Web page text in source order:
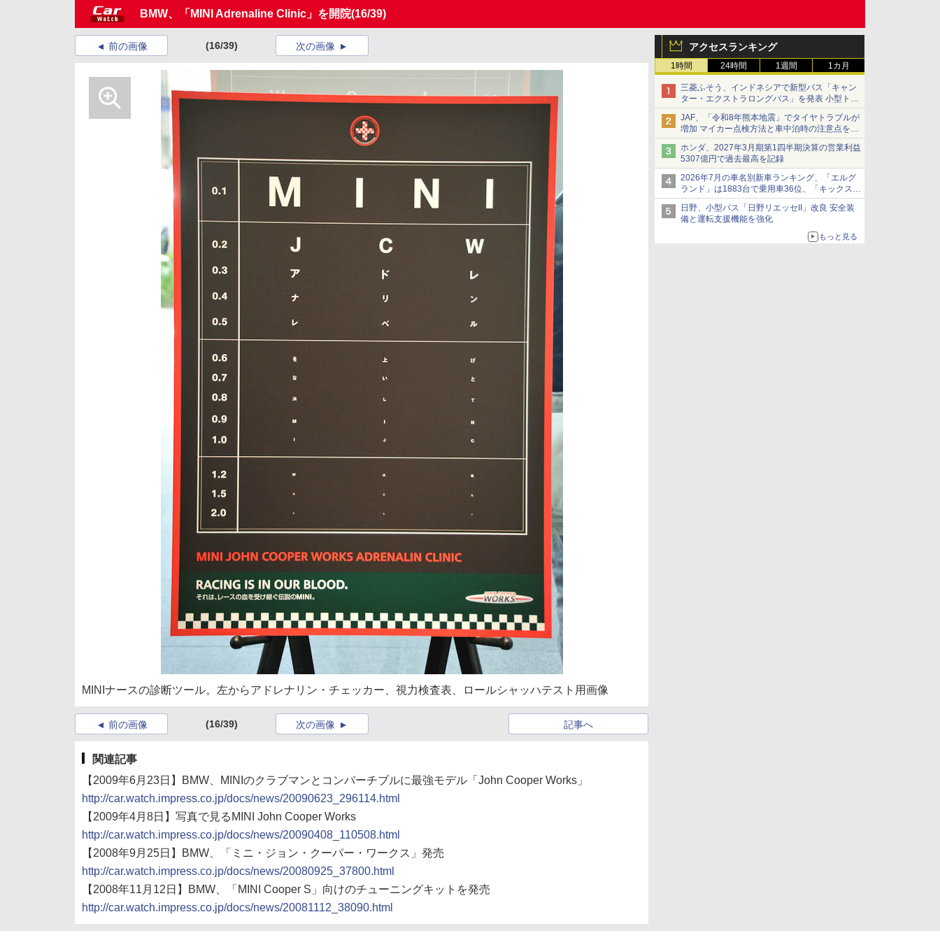
BMW、「MINI Adrenaline Clinic」を開院(16/39)
アクセスランキング
1時間 24時間 1週間 1カ月
三菱ふそう、インドネシアで新型バス「キャン
ター・エクストラロングバス」を発表 小型トラ
ックベースの観光・旅客輸送向けバス
JAF、「令和8年熊本地震」でタイヤトラブルが
増加 マイカー点検方法と車中泊時の注意点を呼
びかけ
ホンダ、2027年3月期第1四半期決算の営業利益
5307億円で過去最高を記録
2026年7月の車名別新車ランキング、「エルグ
ランド」は1883台で乗用車36位、「キックス」
は2591台で27位に
日野、小型バス「日野リエッセII」改良 安全装
備と運転支援機能を強化
もっと見る
前の画像 (16/39) 次の画像
MINIナースの診断ツール。左からアドレナリン・チェッカー、視力検査表、ロールシャッハテスト用画像
前の画像 (16/39) 記事へ
次の画像
関連記事
【2009年6月23日】BMW、MINIのクラブマンとコンバーチブルに最強モデル「John Cooper Works」
http://car.watch.impress.co.jp/docs/news/20090623_296114.html
【2009年4月8日】写真で見るMINI John Cooper Works
http://car.watch.impress.co.jp/docs/news/20090408_110508.html
【2008年9月25日】BMW、「ミニ・ジョン・クーパー・ワークス」発売
http://car.watch.impress.co.jp/docs/news/20080925_37800.html
【2008年11月12日】BMW、「MINI Cooper S」向けのチューニングキットを発売
http://car.watch.impress.co.jp/docs/news/20081112_38090.html